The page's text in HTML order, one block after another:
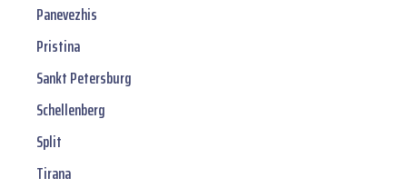
Panevezhis
Pristina
Sankt Petersburg
Schellenberg
Split
Tirana